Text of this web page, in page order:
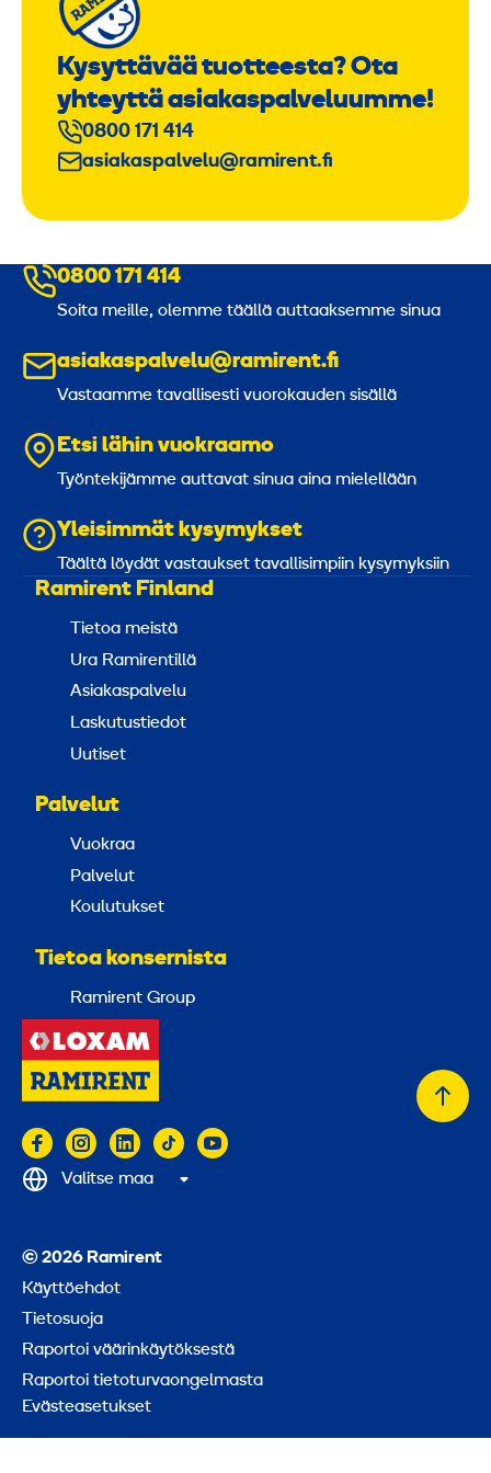
Kysyttävää tuotteesta? Ota
yhteyttä asiakaspalveluumme!
0800 171 414
asiakaspalvelu@ramirent.fi
0800 171 414
Soita meille, olemme täällä auttaaksemme sinua
asiakaspalvelu@ramirent.fi
Vastaamme tavallisesti vuorokauden sisällä
Etsi lähin vuokraamo
Työntekijämme auttavat sinua aina mielellään
Yleisimmät kysymykset
Täältä löydät vastaukset tavallisimpiin kysymyksiin
Ramirent Finland
Tietoa meistä
Ura Ramirentillä
Asiakaspalvelu
Laskutustiedot
Uutiset
Palvelut
Vuokraa
Palvelut
Koulutukset
Tietoa konsernista
Ramirent Group
© 2026 Ramirent
Käyttöehdot
Tietosuoja
Raportoi väärinkäytöksestä
Raportoi tietoturvaongelmasta
Evästeasetukset
Valitse maa